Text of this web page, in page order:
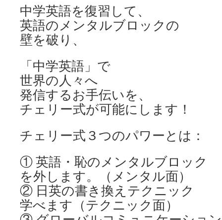
中学英語を復習して、
英語のメンタルブロックの
壁を破り、
「中学英語」で
世界の人々へ
発信するお手伝いを、
チェリー式が可能にします！
チェリー式３つのパワーとは：
① 英語・恥のメンタルブロック
を外します。（メンタル面）
② 日英の書き換えテクニック
学べます（テクニック面）